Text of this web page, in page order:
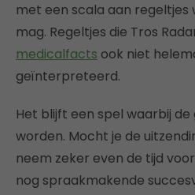
met een scala aan regeltjes
mag. Regeltjes die Tros
medicalfacts ook niet
geïnterpreteerd.
Het blijft een spel waarbij
worden. Mocht je de
neem zeker even de tijd
nog spraakmakende